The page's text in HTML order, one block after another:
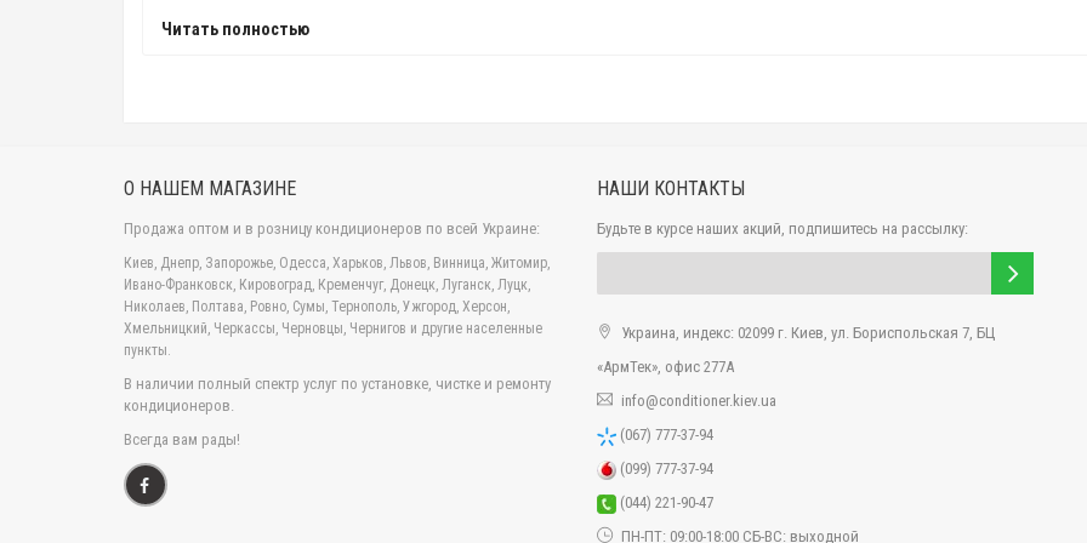
Такая модель рассчитана на совместное функционирование с разными кондиционерами внутреннего типа. Для
выбору лучшего климатического оборудования по доступной цене, Вам следует обратиться к профессиональным
Читать полностью
О НАШЕМ МАГАЗИНЕ
Продажа оптом и в розницу кондиционеров по всей Украине:
Киев, Днепр, Запорожье, Одесса, Харьков, Львов, Винница, Житомир,
Ивано-Франковск, Кировоград, Кременчуг, Донецк, Луганск, Луцк,
Николаев, Полтава, Ровно, Сумы, Тернополь, Ужгород, Херсон,
Хмельницкий, Черкассы, Черновцы, Чернигов и другие населенные
пункты.
В наличии полный спектр услуг по установке, чистке и ремонту
кондиционеров.
Всегда вам рады!
НАШИ КОНТАКТЫ
Будьте в курсе наших акций, подпишитесь на рассылку:
Украина, индекс: 02099 г. Киев, ул. Бориспольская 7, БЦ
«АрмТек», офис 277А
info@conditioner.kiev.ua
(067) 777-37-94
(099) 777-37-94
(044) 221-90-47
ПН-ПТ: 09:00-18:00 СБ-ВС: выходной